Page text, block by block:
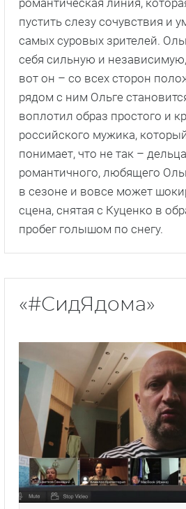
романтическая линия,
пустить слезу сочувствия и
самых суровых зрителей.
себя сильную и
вот он – со всех сторон
рядом с ним Ольге
воплотил образ простого и
российского мужика,
понимает, что не так –
романтичного, любящего
в сезоне и вовсе может
сцена, снятая с Куценко в
пробег голышом по снегу.
«#СидЯдома»